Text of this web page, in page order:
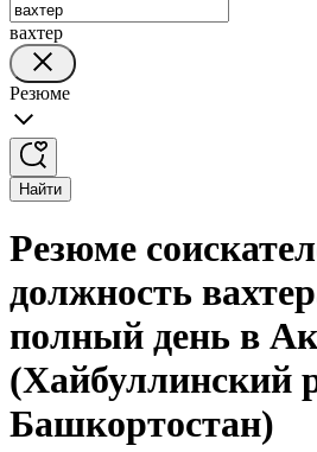
вахтер
Резюме
Найти
Резюме
должность
полный день в
(Хайбуллинский
Башкортостан)